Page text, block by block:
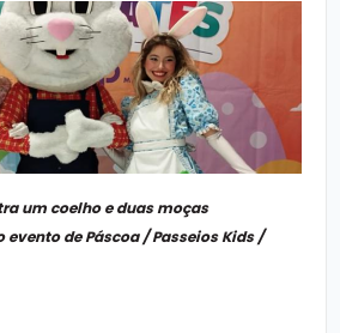
um coelho e duas moças
de Páscoa / Passeios Kids /